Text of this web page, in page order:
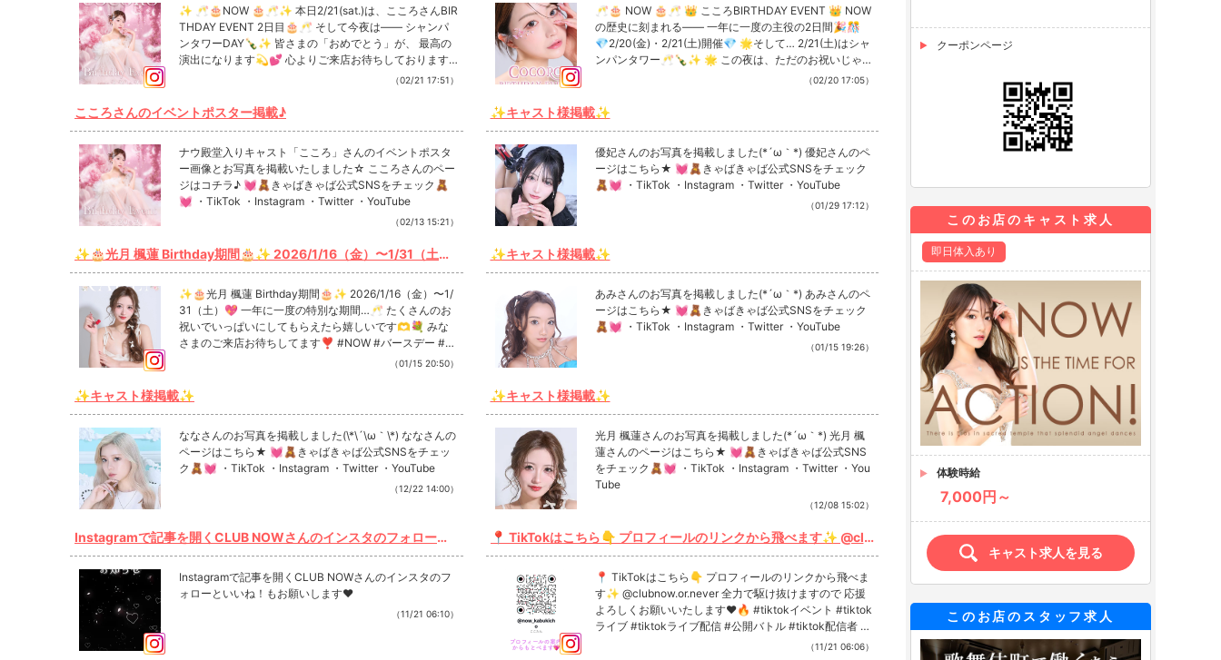
さまの「おめでとう」が、 最高の演出になります💫💕 心よりご来
店お待ちしております💖🌙✨ #NOW #こころ #殿堂入り #バース
デー #シャンパンタワー
✨ 🥂🎂NOW 🎂🥂✨ 本日2/21(sat.)は、こころさんBIR
THDAY EVENT 2日目🎂🥂 そして今夜は—— シャンパ
ンタワーDAY🍾✨ 皆さまの「おめでとう」が、 最高の
演出になります💫💕 心よりご来店お待ちしております
インスタのフォローといいね！もお願いします❤︎
（02/21 17:51）
(土)開催💎 🌟そして… 2/21(土)はシャンパンタワー🥂🍾✨ 🌟 こ
の夜は、ただのお祝いじゃない。 “伝説”を更新する瞬間を一緒に…
💫💖 皆様のご来店お待ちしてます💕 #NOW #殿堂入り #バースデ
ーイベント #シャンパンタワー #歌舞伎町
🥂🎂 NOW 🎂🥂 👑 こころBIRTHDAY EVENT 👑 NOW
の歴史に刻まれる—— 一年に一度の主役の2日間🎉🎊
💎2/20(金)・2/21(土)開催💎 🌟そして… 2/21(土)はシャ
ンパンタワー🥂🍾✨ 🌟 この夜は、ただのお祝いじゃな
ント #シャンパンタワー #歌舞伎町 Instagramで記事を
（02/20 17:05）
こころさんのイベントポスター掲載♪
ナウ殿堂入りキャスト「こころ」さんのイベントポスタ
ー画像とお写真を掲載いたしました☆ こころさんのペー
ジはコチラ♪ 💓🧸きゃばきゃば公式SNSをチェック🧸
💓 ・TikTok ・Instagram ・Twitter ・YouTube
（02/13 15:21）
✨キャスト様掲載✨
優妃さんのお写真を掲載しました(*´ω｀*) 優妃さんのペ
ージはこちら★ 💓🧸きゃばきゃば公式SNSをチェック
🧸💓 ・TikTok ・Instagram ・Twitter ・YouTube
（01/29 17:12）
✨🎂光月 楓蓮 Birthday期間🎂✨ 2026/1/16（金）〜1/31（土）
💖 一年に一度の特別な期間…🥂 たくさんのお祝いでいっぱいにし
てもらえたら嬉しいです🫶💐 みなさまのご来店お待ちしてます❣️
#NOW #バースデー #歌舞伎町 #新宿 #キャバ嬢
✨🎂光月 楓蓮 Birthday期間🎂✨ 2026/1/16（金）〜1/
31（土）💖 一年に一度の特別な期間…🥂 たくさんのお
祝いでいっぱいにしてもらえたら嬉しいです🫶💐 みな
さまのご来店お待ちしてます❣️ #NOW #バースデー #歌
す❤︎
（01/15 20:50）
✨キャスト様掲載✨
あみさんのお写真を掲載しました(*´ω｀*) あみさんのペ
ージはこちら★ 💓🧸きゃばきゃば公式SNSをチェック
🧸💓 ・TikTok ・Instagram ・Twitter ・YouTube
（01/15 19:26）
✨キャスト様掲載✨
ななさんのお写真を掲載しました(\*\´\ω｀\*) ななさんの
ページはこちら★ 💓🧸きゃばきゃば公式SNSをチェッ
ク🧸💓 ・TikTok ・Instagram ・Twitter ・YouTube
（12/22 14:00）
✨キャスト様掲載✨
光月 楓蓮さんのお写真を掲載しました(*´ω｀*) 光月 楓
蓮さんのページはこちら★ 💓🧸きゃばきゃば公式SNS
をチェック🧸💓 ・TikTok ・Instagram ・Twitter ・You
Tube
（12/08 15:02）
Instagramで記事を開くCLUB NOWさんのインスタのフォローと
いいね...
Instagramで記事を開くCLUB NOWさんのインスタのフ
ォローといいね！もお願いします❤︎
（11/21 06:10）
📍 TikTokはこちら👇 プロフィールのリンクから飛べます✨ @clu
bnow.or.never 全力で駆け抜けますので 応援よろしくお願いいた
します❤️🔥 #tiktokイベント #tiktokライブ #tiktokライブ配信 #公
開バトル #tiktok配信者 #ライブ配信者 #イベント参戦 #初参戦 #応
援よろしくお願いします #挑戦します #がんばります #日々成長 #
自分磨き #毎日がチャレンジ #コツコツ頑張る #推してくれると嬉
しい #キャバ嬢 #ナイトワーク #キャバ嬢の日常 #キ
📍 TikTokはこちら👇 プロフィールのリンクから飛べま
す✨ @clubnow.or.never 全力で駆け抜けますので 応援
よろしくお願いいたします❤️🔥 #tiktokイベント #tiktok
ライブ #tiktokライブ配信 #公開バトル #tiktok配信者 #
（11/21 06:06）
クーポンページ
このお店のキャスト求人
即日体入あり
体験時給
7,000円～
キャスト求人を見る
このお店のスタッフ求人